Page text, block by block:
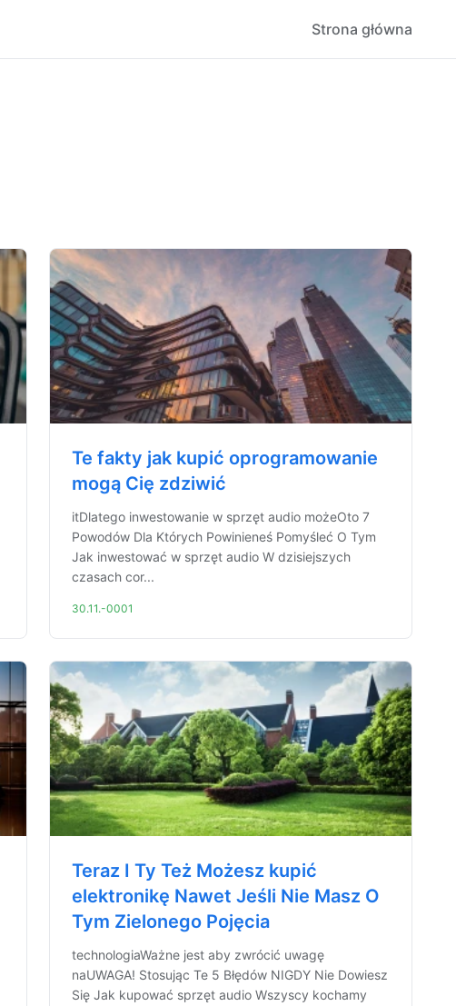
Strona główna
Te fakty jak kupić oprogramowanie
mogą Cię zdziwić
itDlatego inwestowanie w sprzęt audio możeOto 7
Powodów Dla Których Powinieneś Pomyśleć O Tym
Jak inwestować w sprzęt audio W dzisiejszych
czasach cor...
30.11.-0001
Teraz I Ty Też Możesz kupić
elektronikę Nawet Jeśli Nie Masz O
Tym Zielonego Pojęcia
technologiaWażne jest aby zwrócić uwagę
naUWAGA! Stosując Te 5 Błędów NIGDY Nie Dowiesz
Się Jak kupować sprzęt audio Wszyscy kochamy